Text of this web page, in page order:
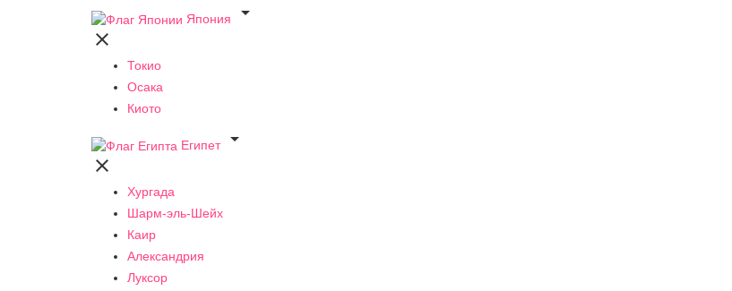
Япония


Токио
Осака
Киото
Египет


Хургада
Шарм-эль-Шейх
Каир
Александрия
Луксор